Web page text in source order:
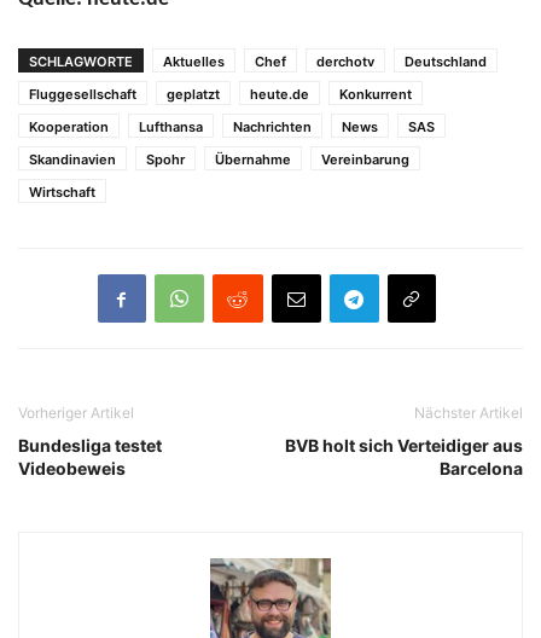
SCHLAGWORTE Aktuelles Chef derchotv
Deutschland
Fluggesellschaft
geplatzt heute.de
Konkurrent
Kooperation
Lufthansa Nachrichten News
SAS
Skandinavien
Spohr Übernahme
Vereinbarung
Wirtschaft
Vorheriger Artikel
Bundesliga testet
Videobeweis
Nächster Artikel
BVB holt sich Verteidiger aus
Barcelona